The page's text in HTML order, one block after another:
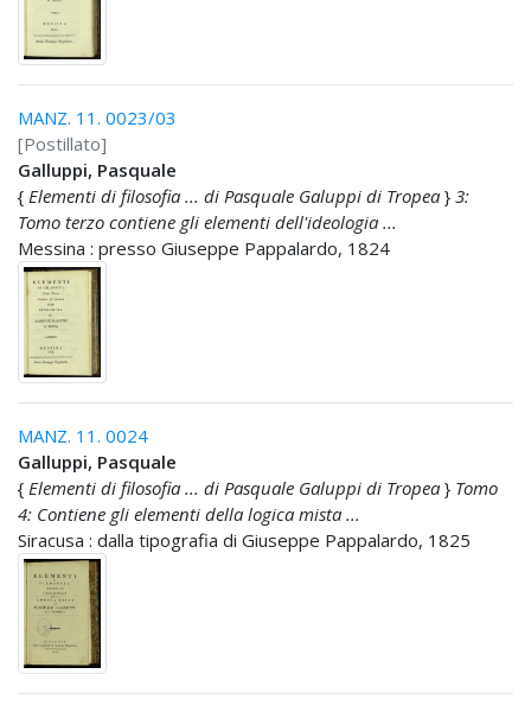
MANZ. 11. 0023/03
[Postillato]
Galluppi, Pasquale
{ Elementi di filosofia ... di Pasquale Galuppi di Tropea } 3:
Tomo terzo contiene gli elementi dell'ideologia ...
Messina : presso Giuseppe Pappalardo, 1824
MANZ. 11. 0024
Galluppi, Pasquale
{ Elementi di filosofia ... di Pasquale Galuppi di Tropea } Tomo
4: Contiene gli elementi della logica mista ...
Siracusa : dalla tipografia di Giuseppe Pappalardo, 1825